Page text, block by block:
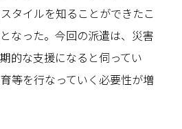
タイルを知ることができたこ
なった。今回の派遣は、災害
的な支援になると伺ってい
等を行なっていく必要性が増